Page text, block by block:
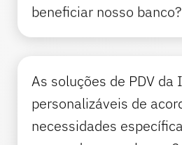
beneficiar nosso banco?
As soluções de PDV da
personalizáveis de
necessidades